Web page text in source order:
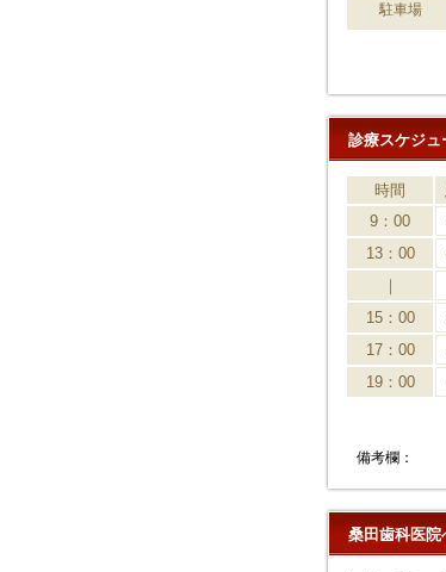
駐車場
診療スケジュ
時間
9：00
13：00
｜
15：00
17：00
19：00
備考欄：
桑田歯科医院